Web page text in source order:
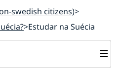
swedish citizens)
Estudar na Suécia